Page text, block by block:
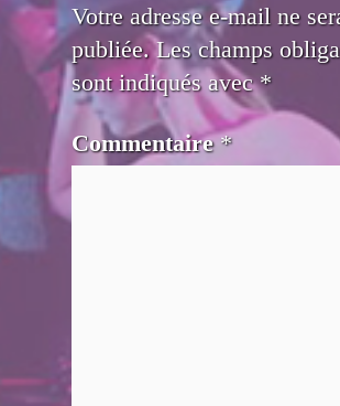
Votre adresse e-mail ne
publiée. Les champs
sont indiqués avec*
Commentaire*